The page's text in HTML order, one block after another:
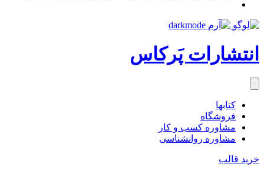
انتشارات پَرکاس
کتاب‎ها
فروشگاه
مشاوره کسب و کار
مشاوره روان‎شناسی
خرید قالب